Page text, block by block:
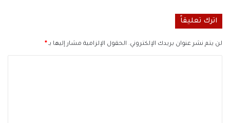
اترك تعليقاً
لن يتم نشر عنوان بريدك الإلكتروني. الحقول الإلزامية مشار إليها بـ*